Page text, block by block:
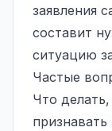
заявления
составит
ситуацию
Частые
Что
признавать